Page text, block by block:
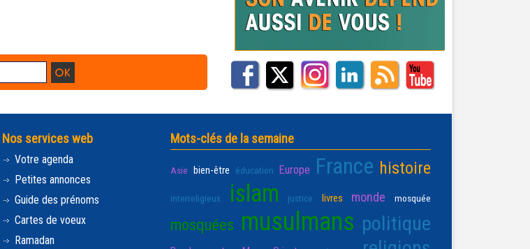
Nos services web
Votre agenda
Petites annonces
Guide des prénoms
Cartes de voeux
Ramadan
Mots-clés de la semaine
Asie bien-être éducation Europe France histoire
interreligieux islam justice livres monde mosquée
mosquées musulmans politique